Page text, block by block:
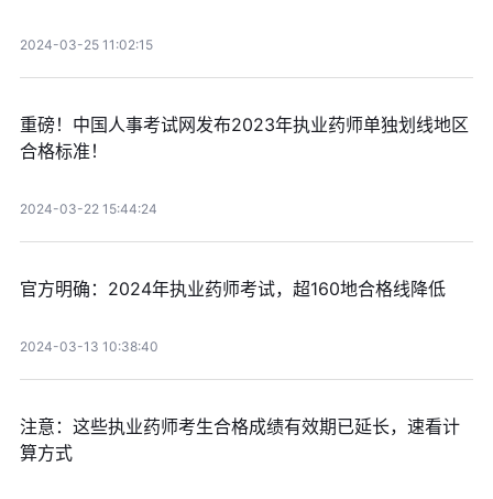
2024-03-25 11:02:15
重磅！中国人事考试网发布2023年执业药师单独划线地区
合格标准！
2024-03-22 15:44:24
官方明确：2024年执业药师考试，超160地合格线降低
2024-03-13 10:38:40
注意：这些执业药师考生合格成绩有效期已延长，速看计
算方式